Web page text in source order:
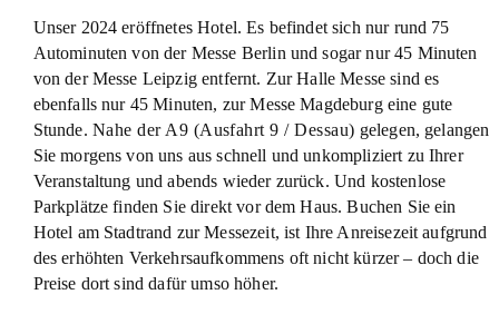
Unser 2024 eröffnetes Hotel. Es befindet sich nur rund 75
Autominuten von der Messe Berlin und sogar nur 45 Minuten
von der Messe Leipzig entfernt. Zur Halle Messe sind es
ebenfalls nur 45 Minuten, zur Messe Magdeburg eine gute
Stunde. Nahe der A9 (Ausfahrt 9 / Dessau) gelegen, gelangen
Sie morgens von uns aus schnell und unkompliziert zu Ihrer
Veranstaltung und abends wieder zurück. Und kostenlose
Parkplätze finden Sie direkt vor dem Haus. Buchen Sie ein
Hotel am Stadtrand zur Messezeit, ist Ihre Anreisezeit aufgrund
des erhöhten Verkehrsaufkommens oft nicht kürzer – doch die
Preise dort sind dafür umso höher.